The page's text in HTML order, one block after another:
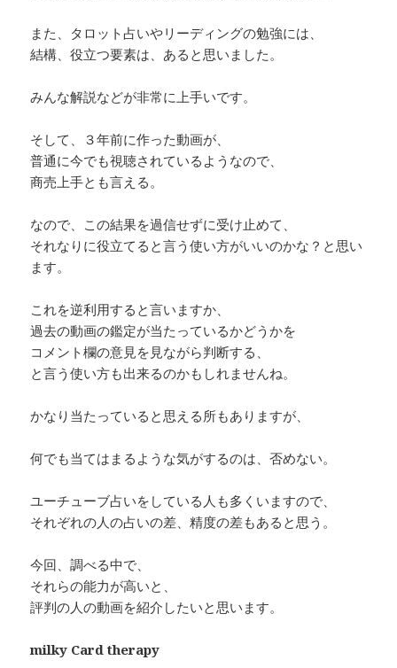
また、タロット占いやリーディングの勉強には、
結構、役立つ要素は、あると思いました。
みんな解説などが非常に上手いです。
そして、３年前に作った動画が、
普通に今でも視聴されているようなので、
商売上手とも言える。
なので、この結果を過信せずに受け止めて、
それなりに役立てると言う使い方がいいのかな？と思い
ます。
これを逆利用すると言いますか、
過去の動画の鑑定が当たっているかどうかを
コメント欄の意見を見ながら判断する、
と言う使い方も出来るのかもしれませんね。
かなり当たっていると思える所もありますが、
何でも当てはまるような気がするのは、否めない。
ユーチューブ占いをしている人も多くいますので、
それぞれの人の占いの差、精度の差もあると思う。
今回、調べる中で、
それらの能力が高いと、
評判の人の動画を紹介したいと思います。
milky Card therapy